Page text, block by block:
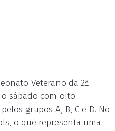
Veterano da 2ª
sábado com oito
grupos A, B, C e D. No
o que representa uma